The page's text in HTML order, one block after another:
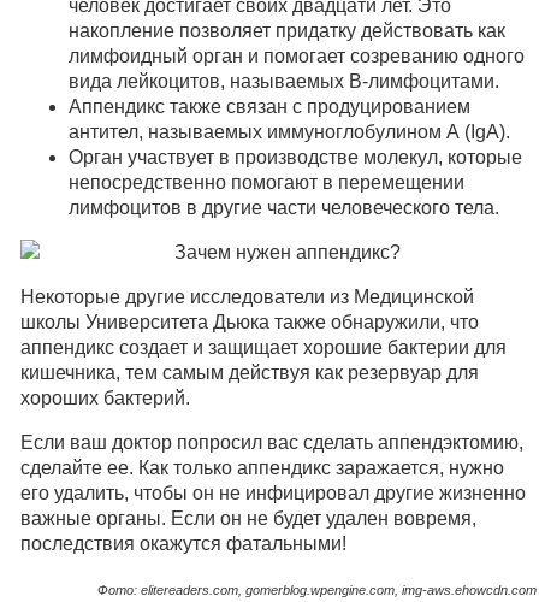
человек достигает своих двадцати лет. Это
накопление позволяет придатку действовать как
лимфоидный орган и помогает созреванию одного
вида лейкоцитов, называемых В-лимфоцитами.
Аппендикс также связан с продуцированием
антител, называемых иммуноглобулином А (IgA).
Орган участвует в производстве молекул, которые
непосредственно помогают в перемещении
лимфоцитов в другие части человеческого тела.
Некоторые другие исследователи из Медицинской
школы Университета Дьюка также обнаружили, что
аппендикс создает и защищает хорошие бактерии для
кишечника, тем самым действуя как резервуар для
хороших бактерий.
Если ваш доктор попросил вас сделать аппендэктомию,
сделайте ее. Как только аппендикс заражается, нужно
его удалить, чтобы он не инфицировал другие жизненно
важные органы. Если он не будет удален вовремя,
последствия окажутся фатальными!
Фото: elitereaders.com, gomerblog.wpengine.com, img-aws.ehowcdn.com